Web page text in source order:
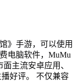
》手游，可以使用
电脑软件，MuMu
主流安卓应用、
好评。 不仅兼容